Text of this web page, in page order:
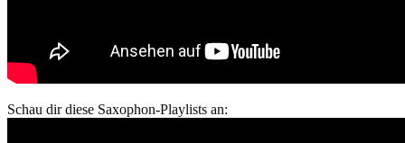
Schau dir diese Saxophon-Playlists an: